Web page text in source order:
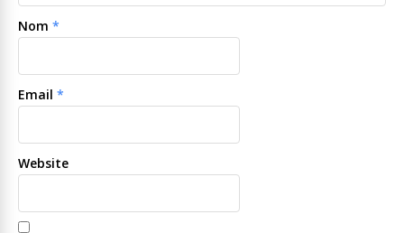
Nom *
Email *
Website